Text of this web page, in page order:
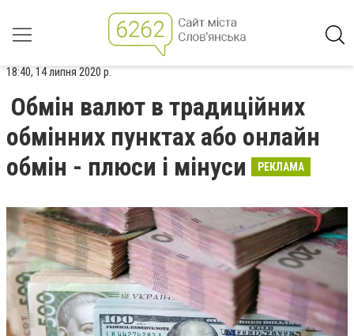
18:40, 14 липня 2020 р.
Обмін валют в традиційних
обмінних пунктах або онлайн
обмін - плюси і мінуси
РЕКЛАМА